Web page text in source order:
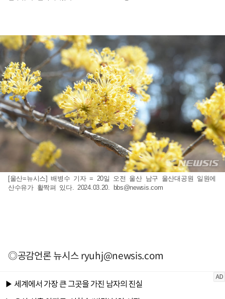
[울산=뉴시스] 배병수 기자 = 20일 오전 울산 남구 울산대공원 일원에
산수유가 활짝펴 있다. 2024.03.20.
bbs@newsis.com
◎공감언론 뉴시스ryuhj@newsis.com